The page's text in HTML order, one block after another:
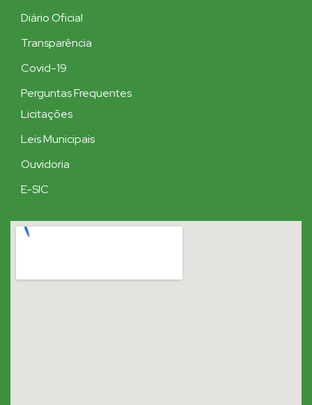
Diário Oficial
Transparência
Covid-19
Perguntas Frequentes
Licitações
Leis Municipais
Ouvidoria
E-SIC